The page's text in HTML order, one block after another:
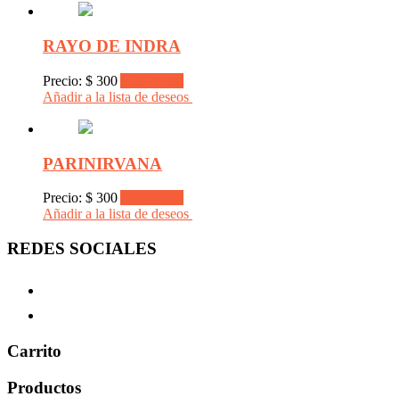
RAYO DE INDRA
Precio: $ 300
Añadir a la lista de deseos
PARINIRVANA
Precio: $ 300
Añadir a la lista de deseos
REDES SOCIALES
Carrito
Productos